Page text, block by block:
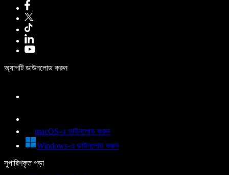
অ্যাপটি ডাউনলোড করুন
macOS-এ ডাউনলোড করুন
Windows-এ ডাউনলোড করুন
সুপারিশকৃত পড়া